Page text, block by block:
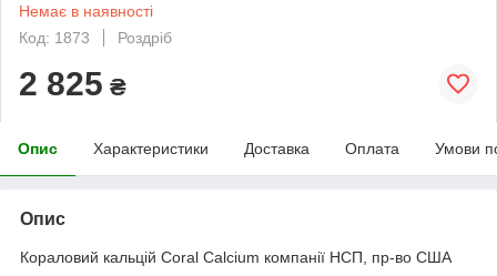
Немає в наявності
Код: 1873
Роздріб
2 825 ₴
Опис Характеристики Доставка Оплата Умови
Опис
Кораловий кальцій Coral Calcium компанії НСП, пр-во США